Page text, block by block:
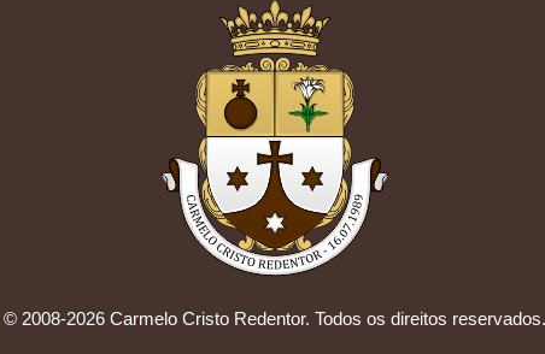
© 2008-2026 Carmelo Cristo Redentor. Todos os direitos reservados.